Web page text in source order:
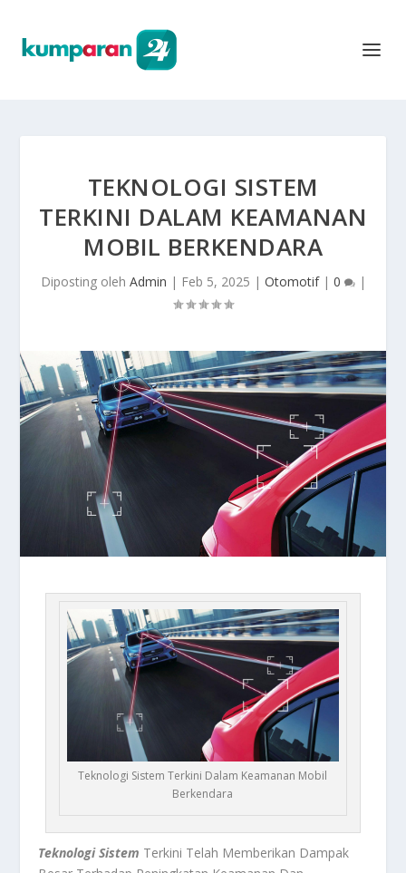
TEKNOLOGI SISTEM
TERKINI DALAM KEAMANAN
MOBIL BERKENDARA
Diposting oleh Admin | Feb 5, 2025 | Otomotif| 0 |
Teknologi Sistem Terkini Dalam Keamanan Mobil
Berkendara
Teknologi Sistem Terkini Telah Memberikan Dampak